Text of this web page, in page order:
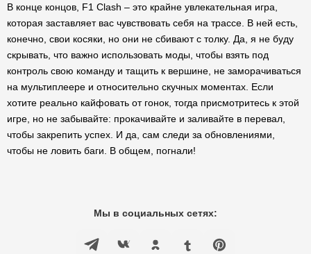
В конце концов, F1 Clash – это крайне увлекательная игра,
которая заставляет вас чувствовать себя на трассе. В ней есть,
конечно, свои косяки, но они не сбивают с толку. Да, я не буду
скрывать, что важно использовать моды, чтобы взять под
контроль свою команду и тащить к вершине, не заморачиваться
на мультиплеере и относительно скучных моментах. Если
хотите реально кайфовать от гонок, тогда присмотритесь к этой
игре, но не забывайте: прокачивайте и заливайте в перевал,
чтобы закрепить успех. И да, сам следи за обновлениями,
чтобы не ловить баги. В общем, погнали!
Мы в социальных сетях: